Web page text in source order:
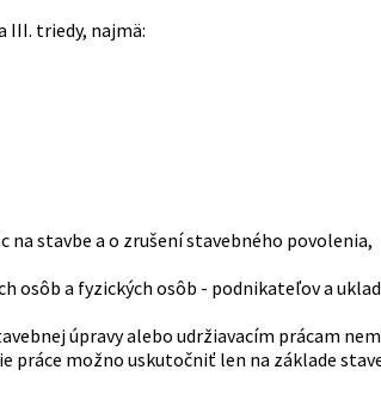
III. triedy, najmä:
na stavbe a o zrušení stavebného povolenia,
osôb a fyzických osôb - podnikateľov a
úpravy alebo udržiavacím prácam
práce možno uskutočniť len na základe